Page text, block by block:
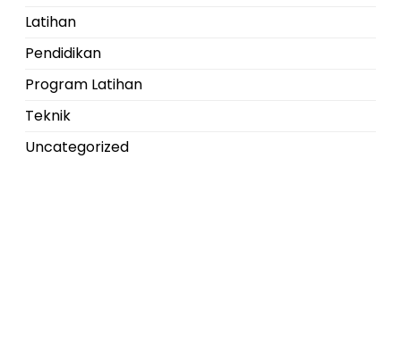
Latihan
Pendidikan
Program Latihan
Teknik
Uncategorized